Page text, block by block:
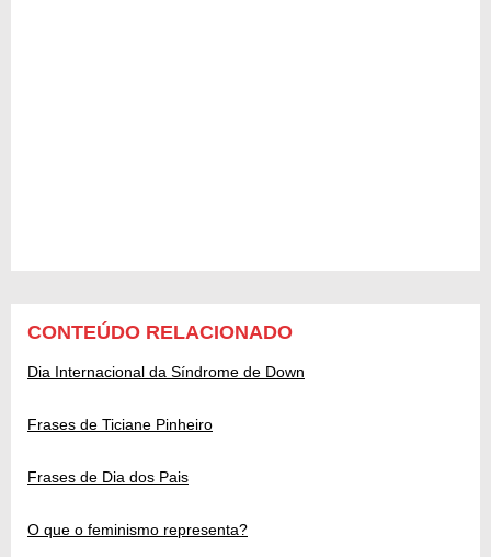
CONTEÚDO RELACIONADO
Dia Internacional da Síndrome de Down
Frases de Ticiane Pinheiro
Frases de Dia dos Pais
O que o feminismo representa?